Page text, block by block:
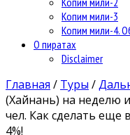
Копим мили-3
Копим мили-4.
О пиратах
Disclaimer
Главная / Туры /
(Хайнань) на неделю
чел. Как сделать
4%!